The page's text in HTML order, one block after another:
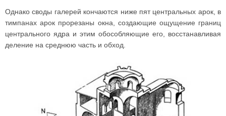
Однако своды галерей кончаются ниже пят центральных арок, в
тимпанах арок прорезаны окна, создающие ощущение границ
центрального ядра и этим обособляющие его, восстанавливая
деление на среднюю часть и обход.